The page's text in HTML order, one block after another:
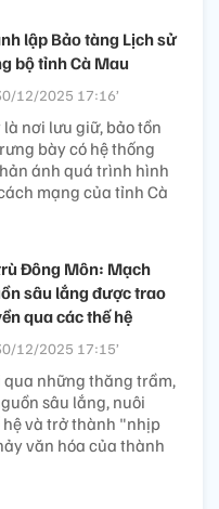
lập Bảo tàng Lịch sử
bộ tỉnh Cà Mau
12/2025 17:16’
nơi lưu giữ, bảo tồn
bày có hệ thống
ánh quá trình hình
mạng của tỉnh Cà
Đông Môn: Mạch
sâu lắng được trao
qua các thế hệ
12/2025 17:15’
qua những thăng trầm,
sâu lắng, nuôi
và trở thành "nhịp
văn hóa của thành